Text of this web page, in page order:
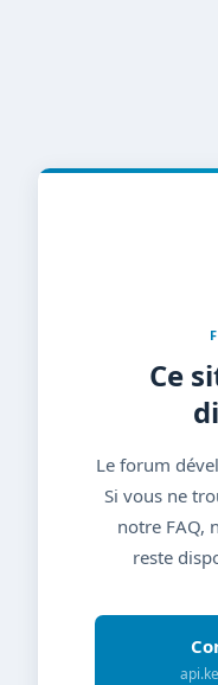
Ce
Le forum
Si vous ne
notre FAQ,
reste